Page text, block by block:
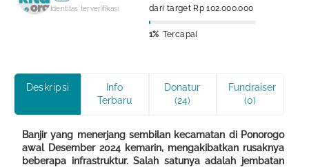
Identitas terverifikasi dari target Rp 102.000.000
1% Tercapai
Deskripsi
Info
Terbaru
Donatur
(24)
Fundraiser
(0)
Banjir yang menerjang sembilan kecamatan di Ponorogo
awal Desember 2024 kemarin, mengakibatkan rusaknya
beberapa infrastruktur. Salah satunya adalah jembatan